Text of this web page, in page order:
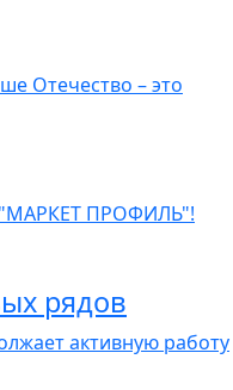
Отечество – это
"МАРКЕТ ПРОФИЛЬ"!
рядов
активную работу